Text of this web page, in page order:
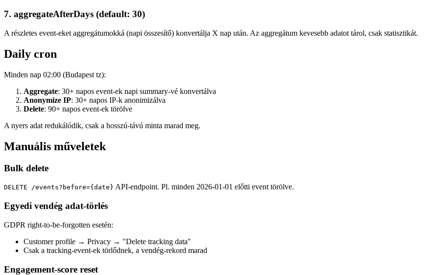
7. aggregateAfterDays (default: 30)
A részletes event-eket aggregátumokká (napi összesítő) konvertálja X nap után. Az aggregátum kevesebb adatot tárol, csak statisztikát.
Daily cron
Minden nap 02:00 (Budapest tz):
Aggregate: 30+ napos event-ek napi summary-vé konvertálva
Anonymize IP: 30+ napos IP-k anonimizálva
Delete: 90+ napos event-ek törölve
A nyers adat redukálódik, csak a hosszú-távú minta marad meg.
Manuális műveletek
Bulk delete
DELETE /events?before={date} API-endpoint. Pl. minden 2026-01-01 előtti event törölve.
Egyedi vendég adat-törlés
GDPR right-to-be-forgotten esetén:
Customer profile → Privacy → "Delete tracking data"
Csak a tracking-event-ek törlődnek, a vendég-rekord marad
Engagement-score reset